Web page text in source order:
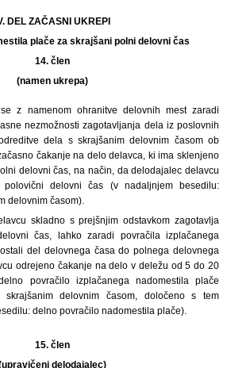
DEL ZAČASNI UKREPI
plače za skrajšani polni delovni čas
14. člen
(namen ukrepa)
z namenom ohranitve delovnih mest zaradi
nezmožnosti zagotavljanja dela iz poslovnih
dela s skrajšanim delovnim časom ob
čakanje na delo delavca, ki ima sklenjeno
delovni čas, na način, da delodajalec delavcu
delovni čas (v nadaljnjem besedilu:
delovnim časom).
skladno s prejšnjim odstavkom zagotavlja
čas, lahko zaradi povračila izplačanega
del delovnega časa do polnega delovnega
odrejeno čakanje na delo v deležu od 5 do 20
povračilo izplačanega nadomestila plače
delovnim časom, določeno s tem
delno povračilo nadomestila plače).
15. člen
delodajalec)